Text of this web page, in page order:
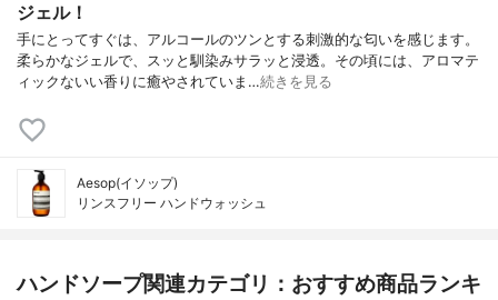
ジェル！
手にとってすぐは、アルコールのツンとする刺激的な匂いを感じます。
柔らかなジェルで、スッと馴染みサラッと浸透。その頃には、アロマテ
ィックないい香りに癒やされていま…続きを見る
Aesop(イソップ)
リンスフリー ハンドウォッシュ
ハンドソープ関連カテゴリ：おすすめ商品ランキ